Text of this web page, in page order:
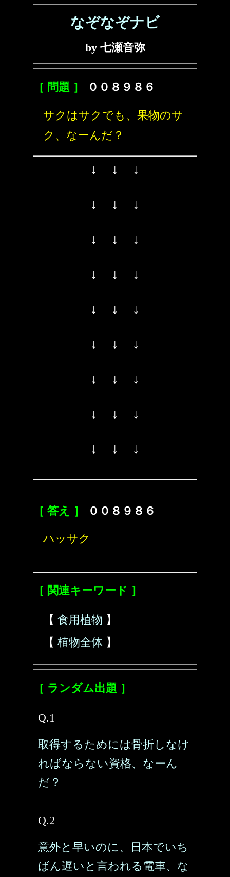
なぞなぞナビ
by 七瀬音弥
［ 問題 ］ ００８９８６
サクはサクでも、果物のサ
ク、なーんだ？
↓ ↓ ↓
↓ ↓ ↓
↓ ↓ ↓
↓ ↓ ↓
↓ ↓ ↓
↓ ↓ ↓
↓ ↓ ↓
↓ ↓ ↓
↓ ↓ ↓
［ 答え ］ ００８９８６
ハッサク
［ 関連キーワード ］
【 食用植物 】
【 植物全体 】
［ ランダム出題 ］
Q.1
取得するためには骨折しなけ
ればならない資格、なーん
だ？
Q.2
意外と早いのに、日本でいち
ばん遅いと言われる電車、な